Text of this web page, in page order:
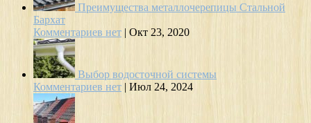
Преимущества металлочерепицы Стальной
Бархат
Комментариев нет | Окт 23, 2020
Выбор водосточной системы
Комментариев нет | Июл 24, 2024